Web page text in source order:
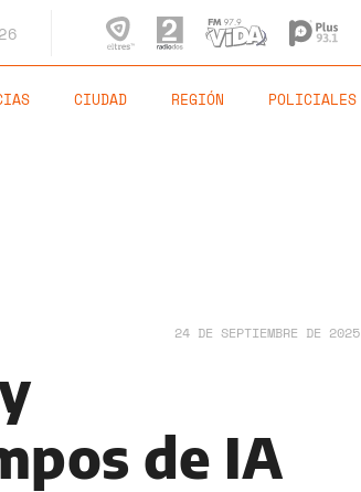
CIUDAD REGIÓN POLICIALES
24 DE SEPTIEMBRE DE 2025
de IA